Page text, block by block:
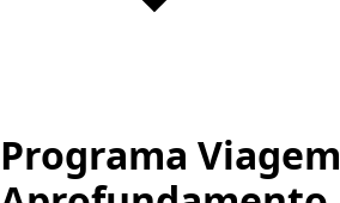
Programa Viagem